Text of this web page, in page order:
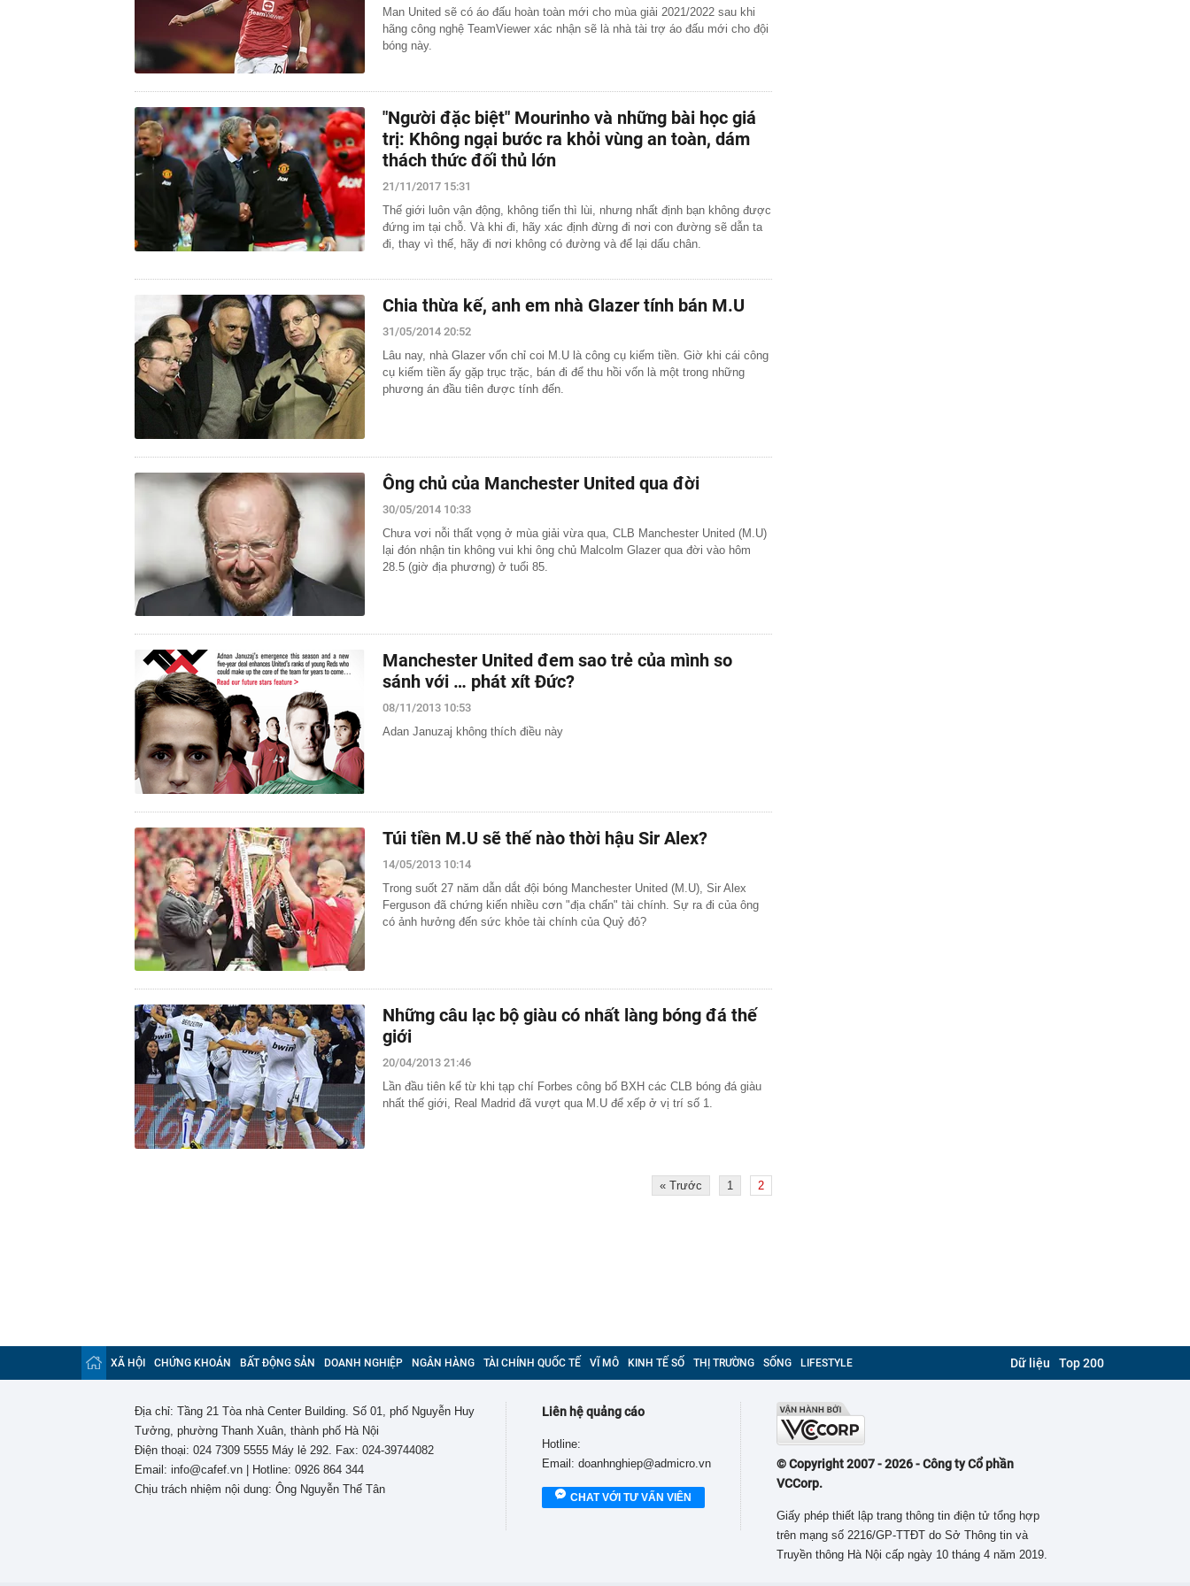
Man United sẽ có áo đấu hoàn toàn mới cho mùa giải 2021/2022 sau khi
hãng công nghệ TeamViewer xác nhận sẽ là nhà tài trợ áo đấu mới cho đội
bóng này.
"Người đặc biệt" Mourinho và những bài học giá
trị: Không ngại bước ra khỏi vùng an toàn, dám
thách thức đối thủ lớn
21/11/2017 15:31
Thế giới luôn vận động, không tiến thì lùi, nhưng nhất định bạn không được
đứng im tại chỗ. Và khi đi, hãy xác định đừng đi nơi con đường sẽ dẫn ta
đi, thay vì thế, hãy đi nơi không có đường và để lại dấu chân.
Chia thừa kế, anh em nhà Glazer tính bán M.U
31/05/2014 20:52
Lâu nay, nhà Glazer vốn chỉ coi M.U là công cụ kiếm tiền. Giờ khi cái công
cụ kiếm tiền ấy gặp trục trặc, bán đi để thu hồi vốn là một trong những
phương án đầu tiên được tính đến.
Ông chủ của Manchester United qua đời
30/05/2014 10:33
Chưa vơi nỗi thất vọng ở mùa giải vừa qua, CLB Manchester United (M.U)
lại đón nhận tin không vui khi ông chủ Malcolm Glazer qua đời vào hôm
28.5 (giờ địa phương) ở tuổi 85.
Manchester United đem sao trẻ của mình so
sánh với … phát xít Đức?
08/11/2013 10:53
Adan Januzaj không thích điều này
Túi tiền M.U sẽ thế nào thời hậu Sir Alex?
14/05/2013 10:14
Trong suốt 27 năm dẫn dắt đội bóng Manchester United (M.U), Sir Alex
Ferguson đã chứng kiến nhiều cơn "địa chấn" tài chính. Sự ra đi của ông
có ảnh hưởng đến sức khỏe tài chính của Quỷ đỏ?
Những câu lạc bộ giàu có nhất làng bóng đá thế
giới
20/04/2013 21:46
Lần đầu tiên kể từ khi tạp chí Forbes công bố BXH các CLB bóng đá giàu
nhất thế giới, Real Madrid đã vượt qua M.U để xếp ở vị trí số 1.
« Trước 1 2
XÃ HỘI CHỨNG KHOÁN BẤT ĐỘNG SẢN DOANH NGHIỆP NGÂN HÀNG TÀI CHÍNH QUỐC TẾ VĨ MÔ KINH TẾ SỐ THỊ TRƯỜNG SỐNG LIFESTYLE Dữ liệu Top 200
Địa chỉ: Tầng 21 Tòa nhà Center Building. Số 01, phố Nguyễn Huy
Tưởng, phường Thanh Xuân, thành phố Hà Nội
Điện thoại: 024 7309 5555 Máy lẻ 292. Fax: 024-39744082
Email: info@cafef.vn | Hotline: 0926 864 344
Chịu trách nhiệm nội dung: Ông Nguyễn Thế Tân
Liên hệ quảng cáo
Hotline:
Email: doanhnghiep@admicro.vn
CHAT VỚI TƯ VẤN VIÊN
© Copyright 2007 - 2026 - Công ty Cổ phần
VCCorp.
Giấy phép thiết lập trang thông tin điện tử tổng hợp
trên mạng số 2216/GP-TTĐT do Sở Thông tin và
Truyền thông Hà Nội cấp ngày 10 tháng 4 năm 2019.